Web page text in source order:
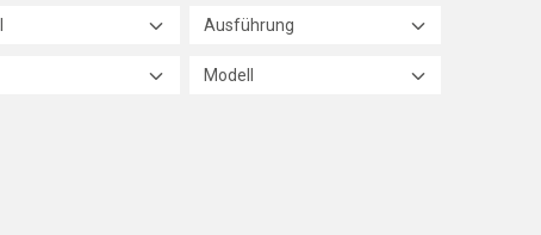
Ausführung
Modell